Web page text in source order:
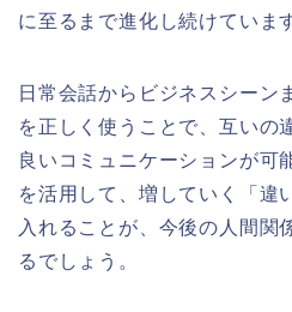
に至るまで進化し続けていま
日常会話からビジネスシーン
を正しく使うことで、互いの
良いコミュニケーションが可
を活用して、増していく「違
入れることが、今後の人間関
るでしょう。